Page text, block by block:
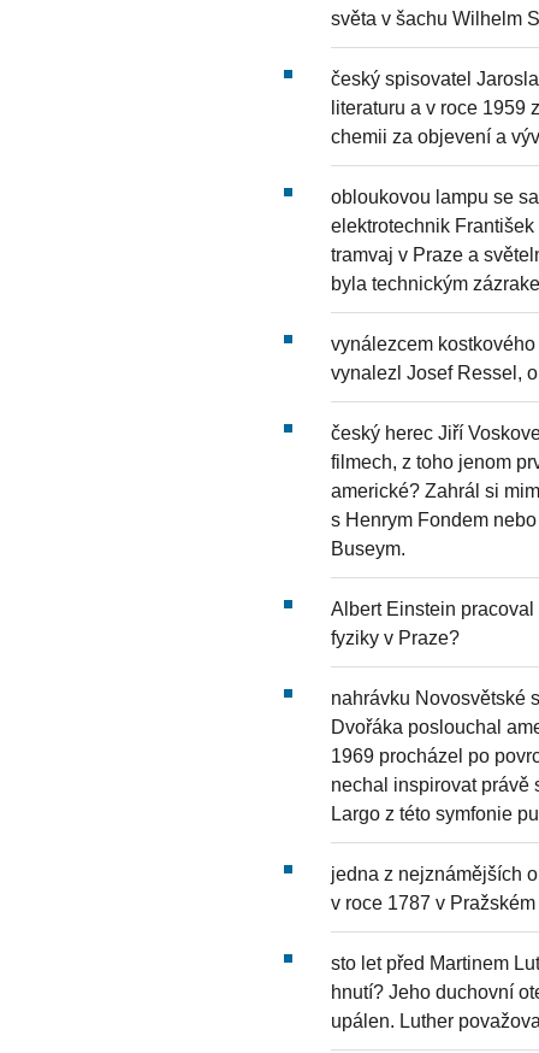
světa v šachu Wilhelm
český spisovatel
literaturu a v roce 1959
chemii za objevení a
obloukovou lampu se
elektrotechnik
tramvaj v Praze a
byla technickým
vynálezcem
vynalezl Josef Ressel,
český herec Jiří
filmech, z toho jenom
americké? Zahrál si
s Henrym Fondem
Buseym.
Albert Einstein
fyziky v Praze?
nahrávku Novosvětské
Dvořáka poslouchal
1969 procházel po
nechal inspirovat právě
Largo z této symfonie
jedna z nejznámějších
v roce 1787 v
sto let před Martinem
hnutí? Jeho duchovní
upálen. Luther